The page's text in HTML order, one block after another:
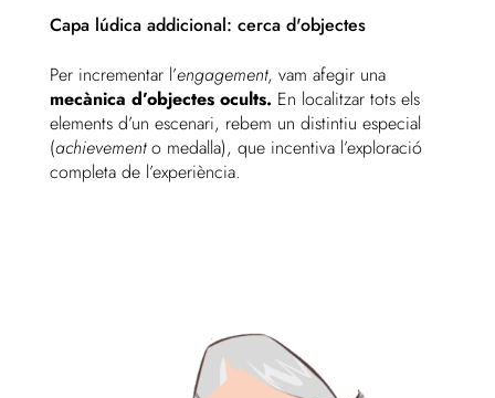
Capa lúdica addicional: cerca d'objectes
Per incrementar l’engagement, vam afegir una
mecànica d’objectes ocults. En localitzar tots els
elements d’un escenari, rebem un distintiu especial
(achievemento medalla), que incentiva l’exploració
completa de l’experiència.